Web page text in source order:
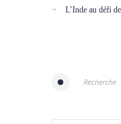
L’Inde au défi
Recherche